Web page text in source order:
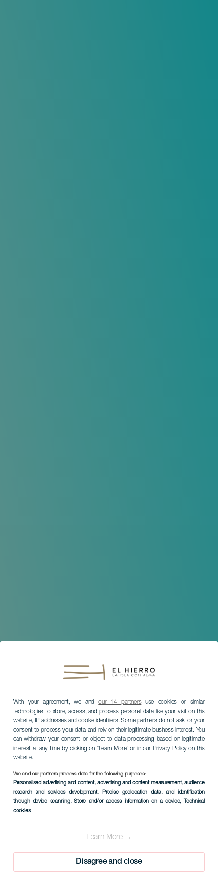
With your agreement, we andour 14 partnersuse cookies or similar
technologies to store, access, and process personal data like your visit on this
website, IP addresses and cookie identifiers. Some partners do not ask for your
consent to process your data and rely on their legitimate business interest. You
can withdraw your consent or object to data processing based on legitimate
interest at any time by clicking on “Learn More” or in our Privacy Policy on this
website.
We and our partners process data for the following purposes:
Personalised advertising and content, advertising and content measurement, audience
research and services development, Precise geolocation data, and identification
through device scanning, Store and/or access information on a device, Technical
cookies
Learn More →
Disagree and close
Il mago David de La Torre
EL HIERRO